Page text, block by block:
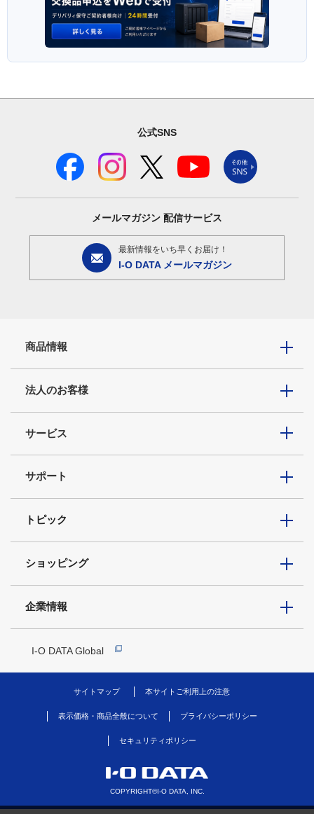
公式SNS
メールマガジン 配信サービス
最新情報をいち早くお届け！
I-O DATA メールマガジン
商品情報
法人のお客様
サービス
サポート
トピック
ショッピング
企業情報
I-O DATA Global
サイトマップ 本サイトご利用上の注意
表示価格・商品全般について プライバシーポリシー
セキュリティポリシー
COPYRIGHT©I-O DATA, INC.